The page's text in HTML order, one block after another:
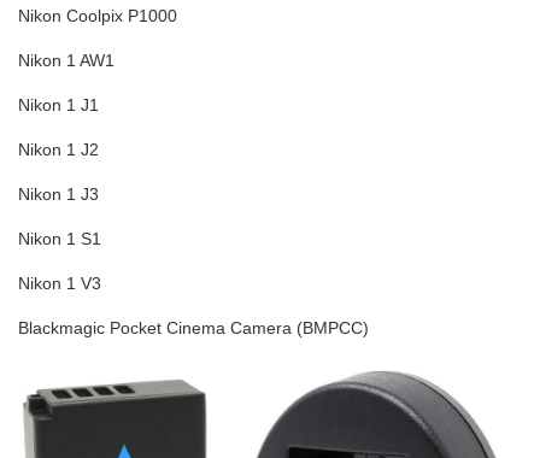
Nikon Coolpix P1000
Nikon 1 AW1
Nikon 1 J1
Nikon 1 J2
Nikon 1 J3
Nikon 1 S1
Nikon 1 V3
Blackmagic Pocket Cinema Camera (BMPCC)